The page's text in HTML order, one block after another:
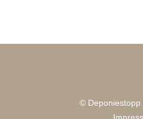
© Deponiestopp